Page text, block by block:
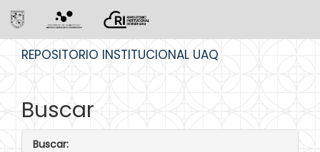
REPOSITORIO INSTITUCIONAL UAQ
Buscar
Buscar: